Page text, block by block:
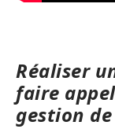
Réaliser
faire
gestion